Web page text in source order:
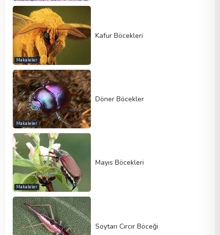
Makaleler
Kafur Böcekleri
Makaleler
Döner Böcekler
Makaleler
Mayıs Böcekleri
Soytarı Cırcır Böceği